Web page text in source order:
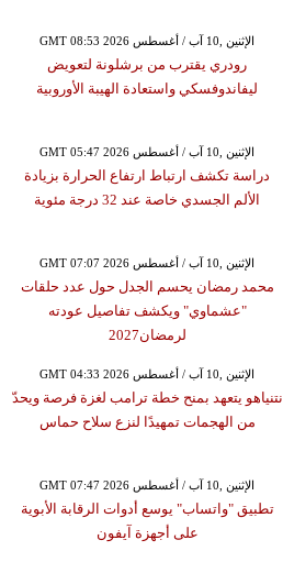
GMT 08:53 2026 الإثنين ,10 آب / أغسطس
رودري يقترب من برشلونة لتعويض
ليفاندوفسكي واستعادة الهيبة الأوروبية
GMT 05:47 2026 الإثنين ,10 آب / أغسطس
دراسة تكشف ارتباط ارتفاع الحرارة بزيادة
الألم الجسدي خاصة عند 32 درجة مئوية
GMT 07:07 2026 الإثنين ,10 آب / أغسطس
محمد رمضان يحسم الجدل حول عدد حلقات
"عشماوي" ويكشف تفاصيل عودته
لرمضان2027
GMT 04:33 2026 الإثنين ,10 آب / أغسطس
نتنياهو يتعهد بمنح خطة ترامب لغزة فرصة ويحدّ
من الهجمات تمهيدًا لنزع سلاح حماس
GMT 07:47 2026 الإثنين ,10 آب / أغسطس
تطبيق "واتساب" يوسع أدوات الرقابة الأبوية
على أجهزة آيفون